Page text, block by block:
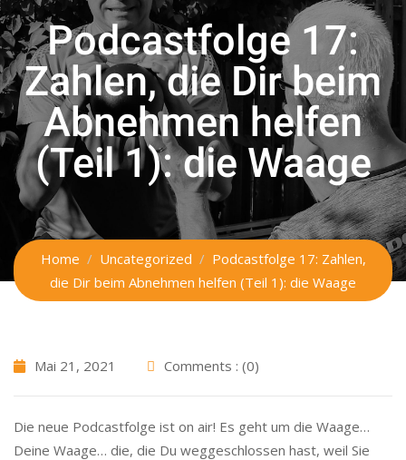
Podcastfolge 17:
Zahlen, die Dir beim
Abnehmen helfen
(Teil 1): die Waage
Home Uncategorized
Podcastfolge 17: Zahlen,
die Dir beim Abnehmen helfen (Teil 1): die Waage
Mai 21, 2021 Comments : (0)
Die neue Podcastfolge ist on air! Es geht um die Waage…
Deine Waage… die, die Du weggeschlossen hast, weil Sie